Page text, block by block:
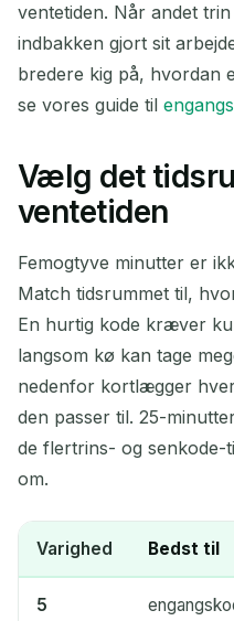
ventetiden. Når andet
indbakken gjort sit
bredere kig på, hvordan
se vores guide til
Vælg det
ventetiden
Femogtyve minutter er
Match tidsrummet til,
En hurtig kode kræver
langsom kø kan tage
nedenfor kortlægger
den passer til. 25-
de flertrins- og senkode-
om.
Varighed Bedst til
5